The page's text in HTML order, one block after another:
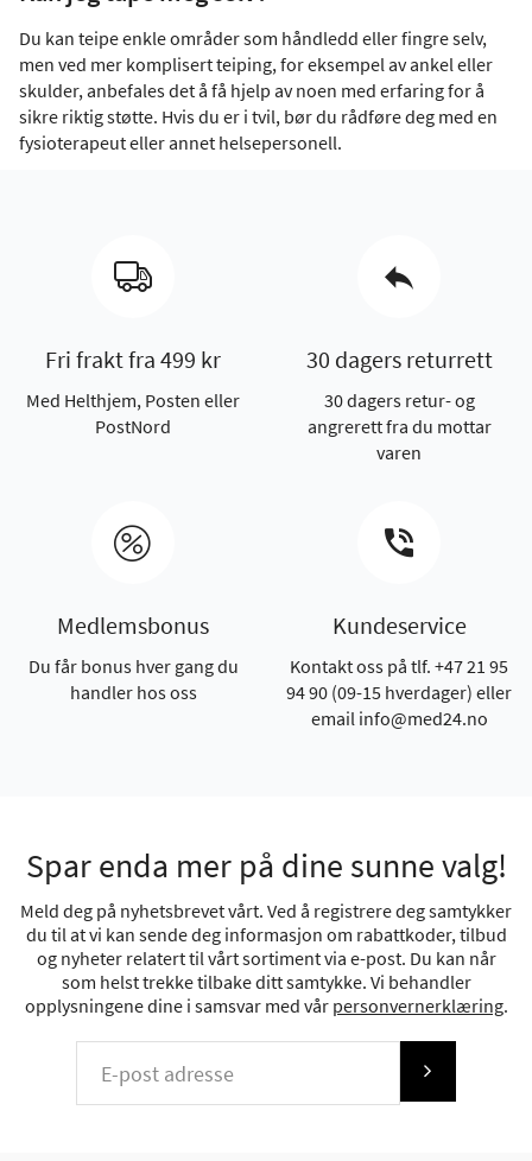
Du kan teipe enkle områder som håndledd eller fingre selv,
men ved mer komplisert teiping, for eksempel av ankel eller
skulder, anbefales det å få hjelp av noen med erfaring for å
sikre riktig støtte. Hvis du er i tvil, bør du rådføre deg med en
fysioterapeut eller annet helsepersonell.
Fri frakt fra 499 kr
Med Helthjem, Posten eller
PostNord
30 dagers returrett
30 dagers retur- og
angrerett fra du mottar
varen
Medlemsbonus
Du får bonus hver gang du
handler hos oss
Kundeservice
Kontakt oss på tlf. +47 21 95
94 90 (09-15 hverdager) eller
email info@med24.no
Spar enda mer på dine sunne valg!
Meld deg på nyhetsbrevet vårt. Ved å registrere deg samtykker
du til at vi kan sende deg informasjon om rabattkoder, tilbud
og nyheter relatert til vårt sortiment via e-post. Du kan når
som helst trekke tilbake ditt samtykke. Vi behandler
opplysningene dine i samsvar med vår personvernerklæring.